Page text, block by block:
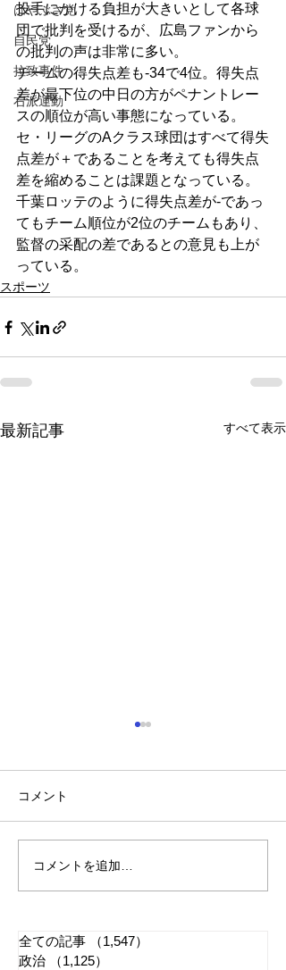
はやぶさ党
自民党
拉致事件
右派運動
投手にかける負担が大きいとして各球
団で批判を受けるが、広島ファンから
の批判の声は非常に多い。
チームの得失点差も‐34で4位。得失点
差が最下位の中日の方がペナントレー
スの順位が高い事態になっている。
セ・リーグのAクラス球団はすべて得失
点差が＋であることを考えても得失点
差を縮めることは課題となっている。
千葉ロッテのように得失点差が‐であっ
てもチーム順位が2位のチームもあり、
監督の采配の差であるとの意見も上が
っている。
スポーツ
最新記事 すべて表示
ハングル校歌巡り 京都
国際学園・監督への説明
コメント
コメントを追加…
全ての記事 （1,547）
政治
（1,125）